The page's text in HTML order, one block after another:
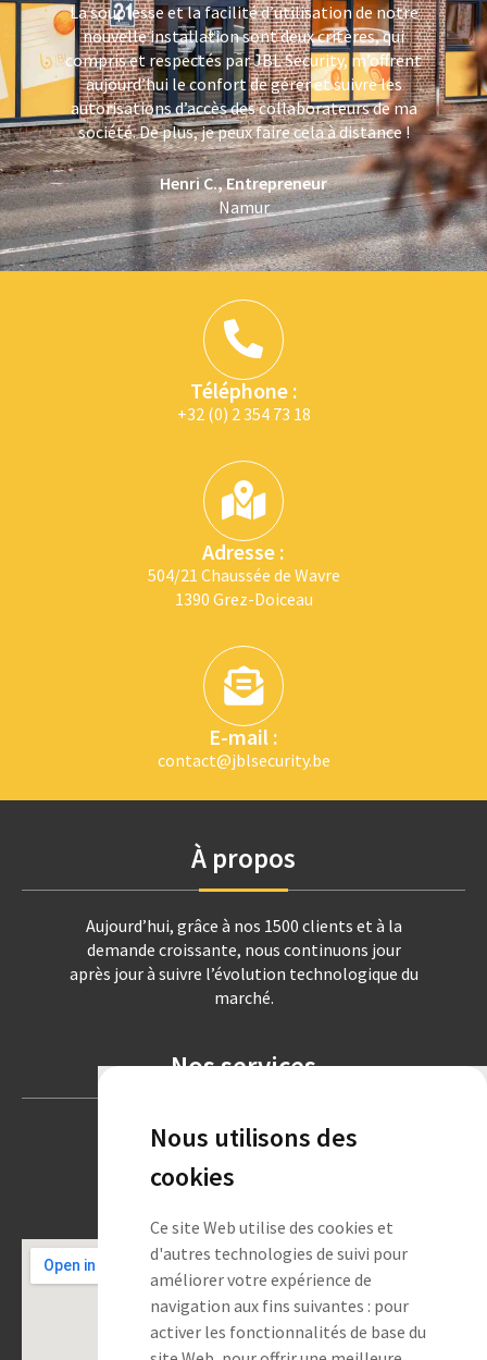
Nous utilisons des
cookies
Ce site Web utilise des cookies et
d'autres technologies de suivi pour
améliorer votre expérience de
navigation aux fins suivantes : pour
activer les fonctionnalités de base du
La souplesse et la facilité d’utilisation de notre
nouvelle installation sont deux critères, qui
compris et respectés par JBL Security, m’offrent
aujourd’hui le confort de gérer et suivre les
autorisations d’accès des collaborateurs de ma
société. De plus, je peux faire cela à distance !
Henri C., Entrepreneur
Namur
Téléphone :
+32 (0) 2 354 73 18
Adresse :
504/21 Chaussée de Wavre
1390 Grez-Doiceau
E-mail :
contact@jblsecurity.be
À propos
Aujourd’hui, grâce à nos 1500 clients et à la
demande croissante, nous continuons jour
après jour à suivre l’évolution technologique du
marché.
Nos services
Systèmes d'alarme
Contrôle d'accès